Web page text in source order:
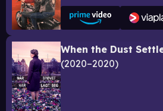
When the Dust
2020–2020